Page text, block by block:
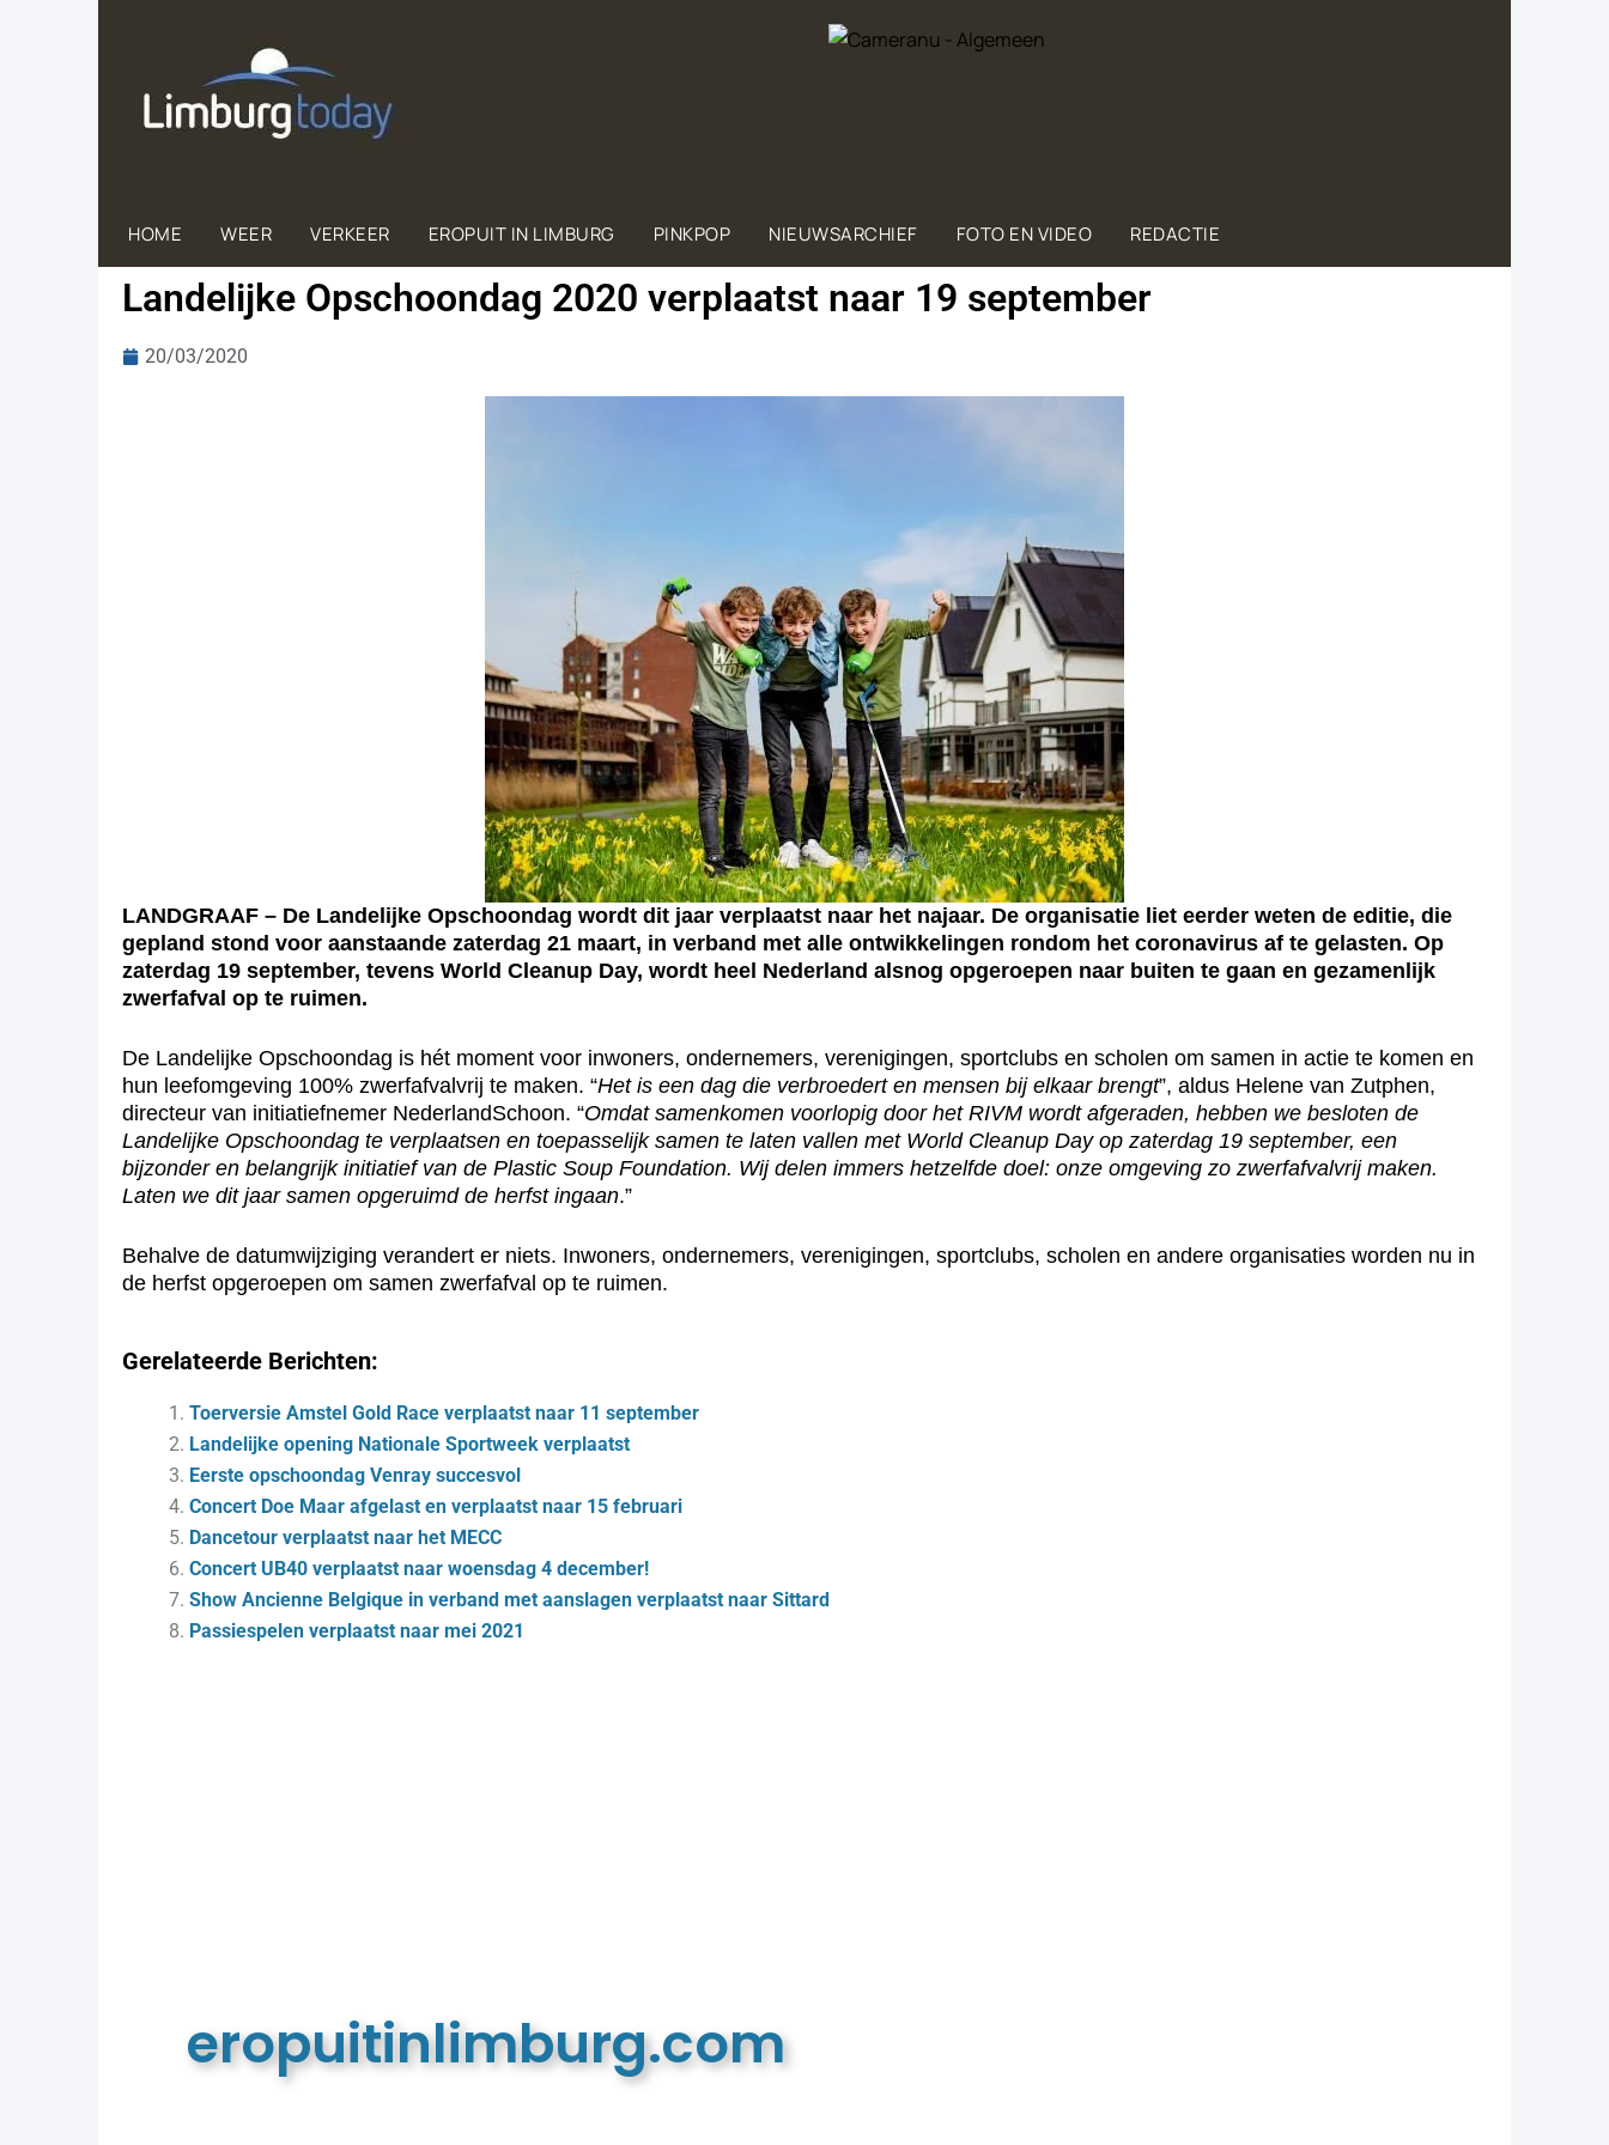
HOME WEER VERKEER EROPUIT IN LIMBURG PINKPOP NIEUWSARCHIEF FOTO EN VIDEO REDACTIE
Landelijke Opschoondag 2020 verplaatst naar 19 september
20/03/2020
LANDGRAAF – De Landelijke Opschoondag wordt dit jaar verplaatst naar het najaar. De organisatie liet eerder weten de editie, die
gepland stond voor aanstaande zaterdag 21 maart, in verband met alle ontwikkelingen rondom het coronavirus af te gelasten. Op
zaterdag 19 september, tevens World Cleanup Day, wordt heel Nederland alsnog opgeroepen naar buiten te gaan en gezamenlijk
zwerfafval op te ruimen.
De Landelijke Opschoondag is hét moment voor inwoners, ondernemers, verenigingen, sportclubs en scholen om samen in actie te komen en
hun leefomgeving 100% zwerfafvalvrij te maken. “Het is een dag die verbroedert en mensen bij elkaar brengt”, aldus Helene van Zutphen,
directeur van initiatiefnemer NederlandSchoon. “Omdat samenkomen voorlopig door het RIVM wordt afgeraden, hebben we besloten de
Landelijke Opschoondag te verplaatsen en toepasselijk samen te laten vallen met World Cleanup Day op zaterdag 19 september, een
bijzonder en belangrijk initiatief van de Plastic Soup Foundation. Wij delen immers hetzelfde doel: onze omgeving zo zwerfafvalvrij maken.
Laten we dit jaar samen opgeruimd de herfst ingaan.”
Behalve de datumwijziging verandert er niets. Inwoners, ondernemers, verenigingen, sportclubs, scholen en andere organisaties worden nu in
de herfst opgeroepen om samen zwerfafval op te ruimen.
Gerelateerde Berichten:
Toerversie Amstel Gold Race verplaatst naar 11 september
Landelijke opening Nationale Sportweek verplaatst
Eerste opschoondag Venray succesvol
Concert Doe Maar afgelast en verplaatst naar 15 februari
Dancetour verplaatst naar het MECC
Concert UB40 verplaatst naar woensdag 4 december!
Show Ancienne Belgique in verband met aanslagen verplaatst naar Sittard
Passiespelen verplaatst naar mei 2021
eropuitinlimburg.com